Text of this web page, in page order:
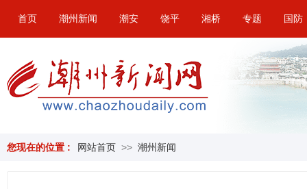
首页 潮州新闻 潮安 饶平 湘桥 专题 国防
您现在的位置 : 网站首页 >> 潮州新闻